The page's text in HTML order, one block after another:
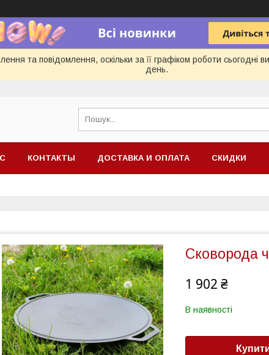
та повідомлення, оскільки за її графіком роботи
день.
КОНТАКТЫ ДОСТАВКА И ОПЛАТА СКИДКИ
Сковорода
1 902 ₴
В наявності